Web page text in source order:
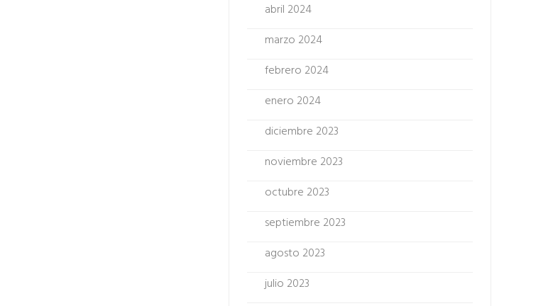
abril 2024
marzo 2024
febrero 2024
enero 2024
diciembre 2023
noviembre 2023
octubre 2023
septiembre 2023
agosto 2023
julio 2023